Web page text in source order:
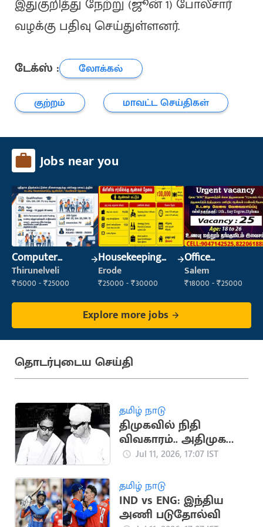
இதுகுறித்து நேற்று (ஜூன் 1) போலீசார்
வழக்கு பதிவு செய்துள்ளனர்.
டேக்ஸ் :
லோக்கல்
குற்றம்
மாவட்ட செய்திகள்
Jobs near you
Computer
Operator
Thirunelveli
₹15000 - ₹25000
Housekeeping
Staff
(Housekeeping)
Erode
₹25000 - ₹30000
Office
Maintenance
Staff
Salem
₹18000 - ₹25000
Explore more jobs
தொடர்புடைய செய்தி
தமிழ் நாடு
திமுகவில் நிதி
விவகாரம்.. அதிமுக
உருவாக காரணமான
Jul 11, 2026, 17:07 IST
தமிழ் நாடு
IND vs ENG: இந்திய
அணி படுதோல்வி